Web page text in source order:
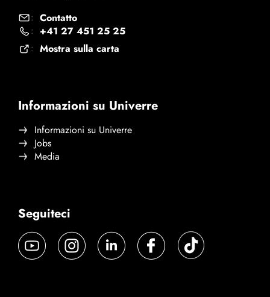
: Contatto
: +41 27 451 25 25
: Mostra sulla carta
Informazioni su Univerre
Informazioni su Univerre
Jobs
Media
Seguiteci